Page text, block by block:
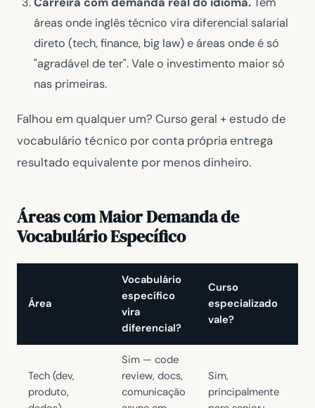
áreas onde inglês técnico vira diferencial salarial
direto (tech, finance, big law) e áreas onde é só
"agradável de ter". Vale o investimento maior só
nas primeiras.
Falhou em qualquer um? Curso geral + estudo de
vocabulário técnico por conta própria entrega
resultado equivalente por menos dinheiro.
Áreas com Maior Demanda de
Vocabulário Específico
Área
Vocabulário
específico
vira
diferencial?
Curso
especializado
vale?
Tech (dev,
produto,
Sim — code
review, docs,
comunicação
Sim,
principalmente